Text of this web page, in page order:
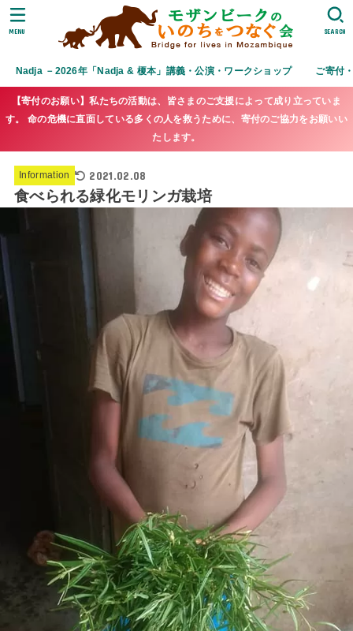
Nadja －2026年「Nadja & 榎本」講義・公演・ワークショップ ご寄付
SEARCH
MENU
【寄付のお願い】私たちの活動は、皆さまのご支援によって成り立っていま
す。 命の危機に直面している多くの人を救うために、寄付のご協力をお願いい
たします。
Information 2021.02.08
食べられる緑化モリンガ栽培